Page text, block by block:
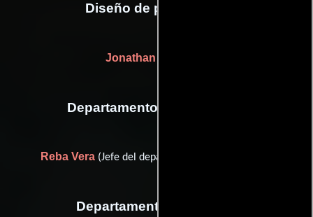
Diseño de producción
Jonathan DelPonte
Departamento de maquillaje
Reba Vera (Jefe del departamento de maquillaje)
Departamento de musica